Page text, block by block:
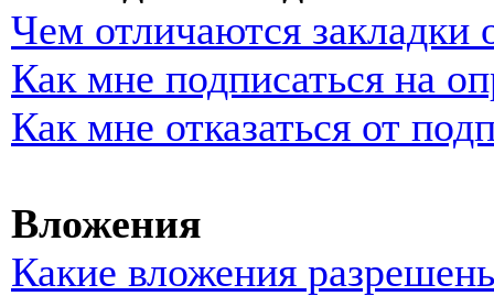
Чем отличаются закладки
Как мне подписаться на
Как мне отказаться от
Вложения
Какие вложения